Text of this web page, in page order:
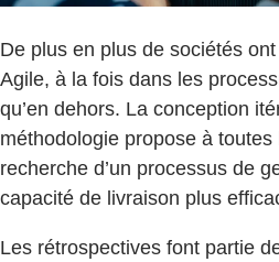
De plus en plus de sociétés
Agile, à la fois dans les
qu’en dehors. La conception
méthodologie propose à
recherche d’un processus de
capacité de livraison plus
Les rétrospectives font partie